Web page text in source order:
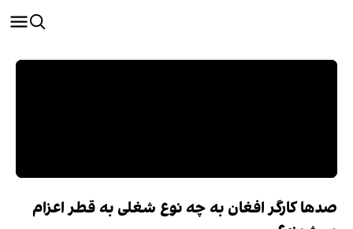
صدها کارگر افغان به چه نوع شغلی به قطر اعزام